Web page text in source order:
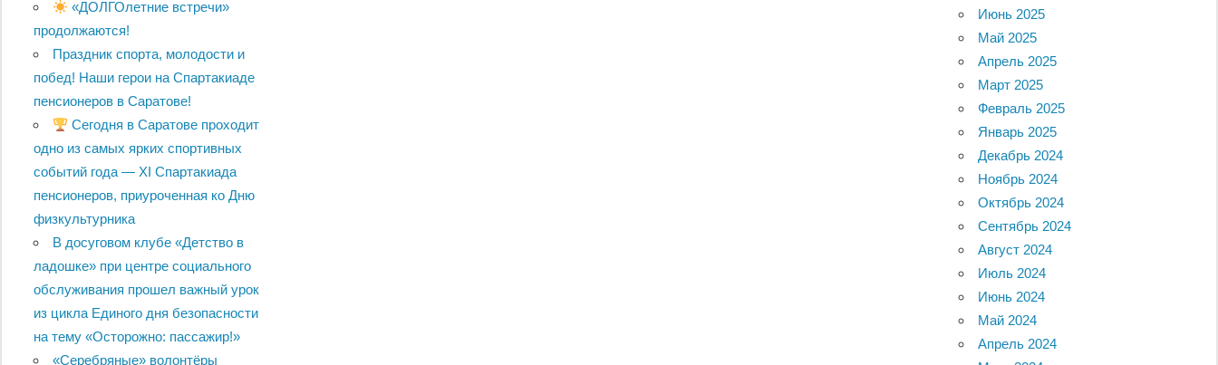
«ДОЛГОлетние встречи»
продолжаются!
Праздник спорта, молодости и
побед! Наши герои на Спартакиаде
пенсионеров в Саратове!
Сегодня в Саратове проходит
одно из самых ярких спортивных
событий года — XI Спартакиада
пенсионеров, приуроченная ко Дню
физкультурника
В досуговом клубе «Детство в
ладошке» при центре социального
обслуживания прошел важный урок
из цикла Единого дня безопасности
на тему «Осторожно: пассажир!»
«Серебряные» волонтёры
Июнь 2025
Май 2025
Апрель 2025
Март 2025
Февраль 2025
Январь 2025
Декабрь 2024
Ноябрь 2024
Октябрь 2024
Сентябрь 2024
Август 2024
Июль 2024
Июнь 2024
Май 2024
Апрель 2024